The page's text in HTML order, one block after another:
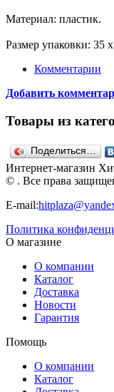
Материал: пластик.
Размер упаковки: 35
Комментарии
Добавить
Товары из
Поделиться…
Интернет-магазин
© . Все права
E-mail:
Политика
О магазине
О компании
Каталог
Доставка
Новости
Гарантия
Помощь
О компании
Каталог